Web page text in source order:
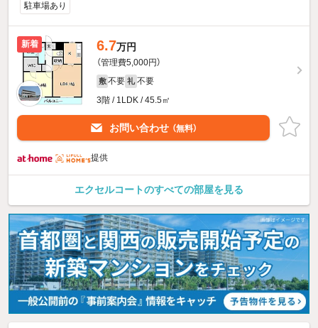
駐車場あり
新着 6.7万円
（管理費5,000円）
敷 不要 礼 不要
3階 / 1LDK / 45.5㎡
お問い合わせ （無料）
提供
エクセルコートのすべての部屋を見る